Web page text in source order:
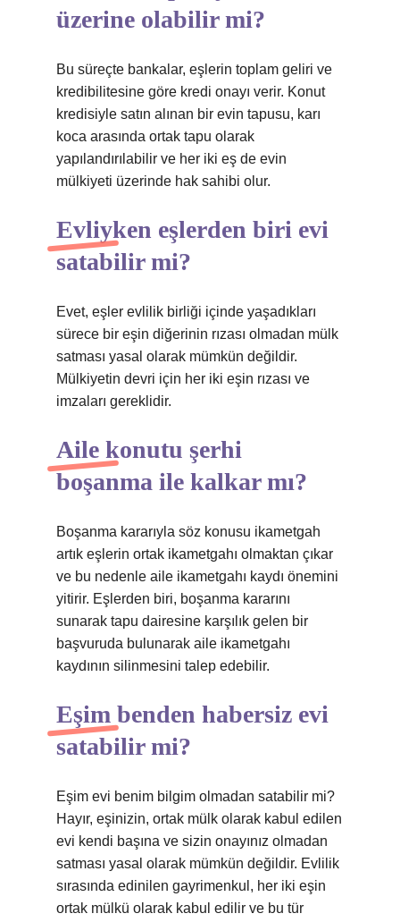
üzerine olabilir mi?
Bu süreçte bankalar, eşlerin toplam geliri ve
kredibilitesine göre kredi onayı verir. Konut
kredisiyle satın alınan bir evin tapusu, karı
koca arasında ortak tapu olarak
yapılandırılabilir ve her iki eş de evin
mülkiyeti üzerinde hak sahibi olur.
Evliyken eşlerden biri evi
satabilir mi?
Evet, eşler evlilik birliği içinde yaşadıkları
sürece bir eşin diğerinin rızası olmadan mülk
satması yasal olarak mümkün değildir.
Mülkiyetin devri için her iki eşin rızası ve
imzaları gereklidir.
Aile konutu şerhi
boşanma ile kalkar mı?
Boşanma kararıyla söz konusu ikametgah
artık eşlerin ortak ikametgahı olmaktan çıkar
ve bu nedenle aile ikametgahı kaydı önemini
yitirir. Eşlerden biri, boşanma kararını
sunarak tapu dairesine karşılık gelen bir
başvuruda bulunarak aile ikametgahı
kaydının silinmesini talep edebilir.
Eşim benden habersiz evi
satabilir mi?
Eşim evi benim bilgim olmadan satabilir mi?
Hayır, eşinizin, ortak mülk olarak kabul edilen
evi kendi başına ve sizin onayınız olmadan
satması yasal olarak mümkün değildir. Evlilik
sırasında edinilen gayrimenkul, her iki eşin
ortak mülkü olarak kabul edilir ve bu tür